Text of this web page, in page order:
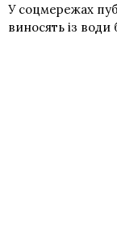
У соцмережах
виносять із води